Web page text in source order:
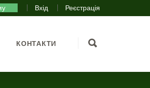
Вхід Реєстрація
КОНТАКТИ